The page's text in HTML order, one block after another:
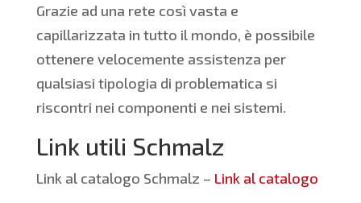
Grazie ad una rete così vasta e
capillarizzata in tutto il mondo, è possibile
ottenere velocemente assistenza per
qualsiasi tipologia di problematica si
riscontri nei componenti e nei sistemi.
Link utili Schmalz
Link al catalogo Schmalz – Link al catalogo